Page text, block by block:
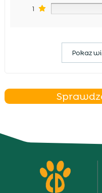
1
Pokaz